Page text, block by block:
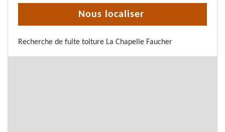
Nous localiser
Recherche de fuite toiture La Chapelle Faucher